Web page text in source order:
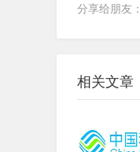
分享给朋友：
相关文章